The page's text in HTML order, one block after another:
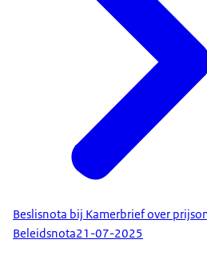
Beslisnota bij Kamerbrief over
Beleidsnota21-07-2025